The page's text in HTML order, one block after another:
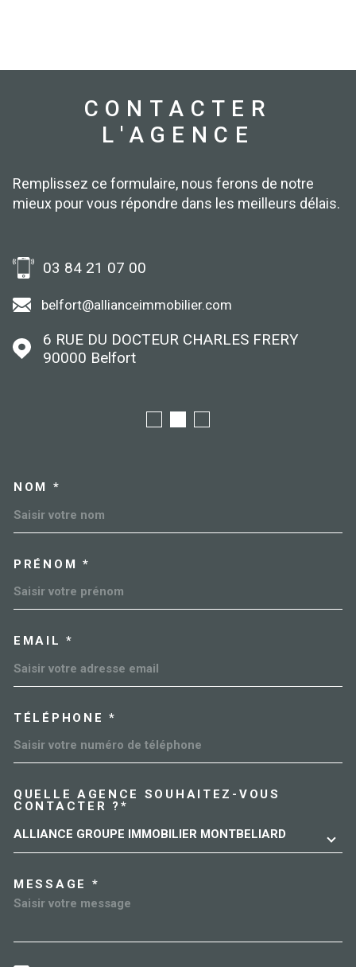
CONTACTER
L'AGENCE
Remplissez ce formulaire, nous ferons de notre
mieux pour vous répondre dans les meilleurs délais.
03 84 21 07 00
belfort@allianceimmobilier.com
6 RUE DU DOCTEUR CHARLES FRERY
90000
Belfort
NOM *
PRÉNOM *
EMAIL *
TÉLÉPHONE *
QUELLE AGENCE SOUHAITEZ-VOUS
CONTACTER ?*
ALLIANCE GROUPE IMMOBILIER MONTBELIARD
MESSAGE *